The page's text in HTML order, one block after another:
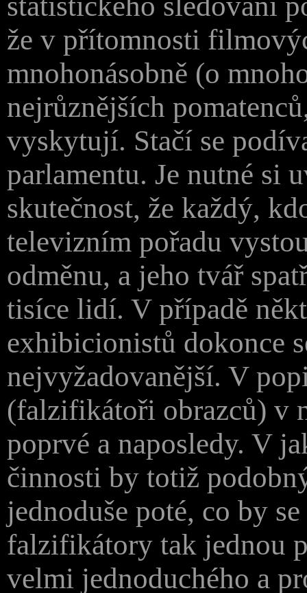
že v přítomnosti
mnohonásobně (o
nejrůznějších
vyskytují. Stačí se
parlamentu. Je nutné si
skutečnost, že každý,
televizním pořadu
odměnu, a jeho tvář
tisíce lidí. V případě
exhibicionistů dokonce
nejvyžadovanější. V
(falzifikátoři obrazců) v
poprvé a naposledy. V
činnosti by totiž
jednoduše poté, co by
falzifikátory tak jednou
velmi jednoduchého a